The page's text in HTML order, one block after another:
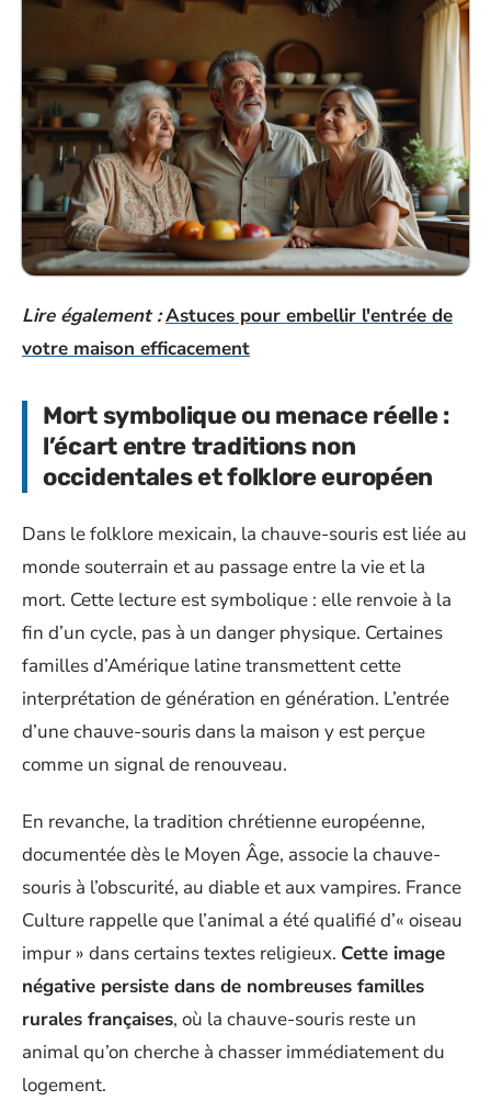
Lire également :Astuces pour embellir l'entrée de
votre maison efficacement
Mort symbolique ou menace réelle :
l’écart entre traditions non
occidentales et folklore européen
Dans le folklore mexicain, la chauve-souris est liée au
monde souterrain et au passage entre la vie et la
mort. Cette lecture est symbolique : elle renvoie à la
fin d’un cycle, pas à un danger physique. Certaines
familles d’Amérique latine transmettent cette
interprétation de génération en génération. L’entrée
d’une chauve-souris dans la maison y est perçue
comme un signal de renouveau.
En revanche, la tradition chrétienne européenne,
documentée dès le Moyen Âge, associe la chauve-
souris à l’obscurité, au diable et aux vampires. France
Culture rappelle que l’animal a été qualifié d’« oiseau
impur » dans certains textes religieux. Cette image
négative persiste dans de nombreuses familles
rurales françaises, où la chauve-souris reste un
animal qu’on cherche à chasser immédiatement du
logement.